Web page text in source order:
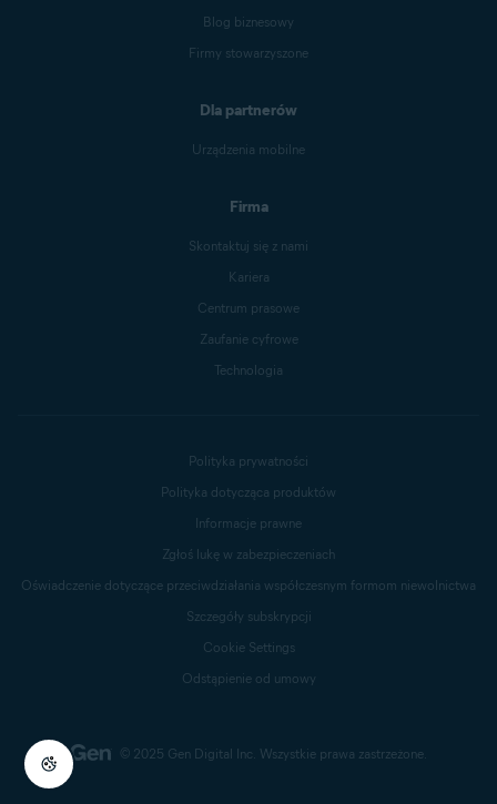
Blog biznesowy
Firmy stowarzyszone
Dla partnerów
Urządzenia mobilne
Firma
Skontaktuj się z nami
Kariera
Centrum prasowe
Zaufanie cyfrowe
Technologia
© 2025 Gen Digital Inc. Wszystkie prawa zastrzeżone.
Polityka prywatności
Polityka dotycząca produktów
Informacje prawne
Zgłoś lukę w zabezpieczeniach
Oświadczenie dotyczące przeciwdziałania współczesnym formom niewolnictwa
Szczegóły subskrypcji
Cookie Settings
Odstąpienie od umowy